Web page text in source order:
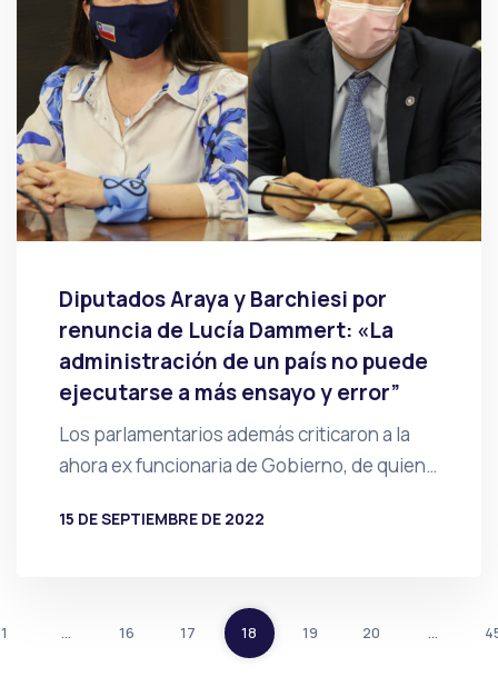
Diputados Araya y Barchiesi por
renuncia de Lucía Dammert: «La
administración de un país no puede
ejecutarse a más ensayo y error”
Los parlamentarios además criticaron a la
ahora ex funcionaria de Gobierno, de quien…
15 DE SEPTIEMBRE DE 2022
1 … 16 17 18 19 20 …